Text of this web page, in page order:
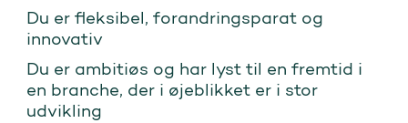
Du er fleksibel, forandringsparat og
innovativ
Du er ambitiøs og har lyst til en fremtid i
en branche, der i øjeblikket er i stor
udvikling